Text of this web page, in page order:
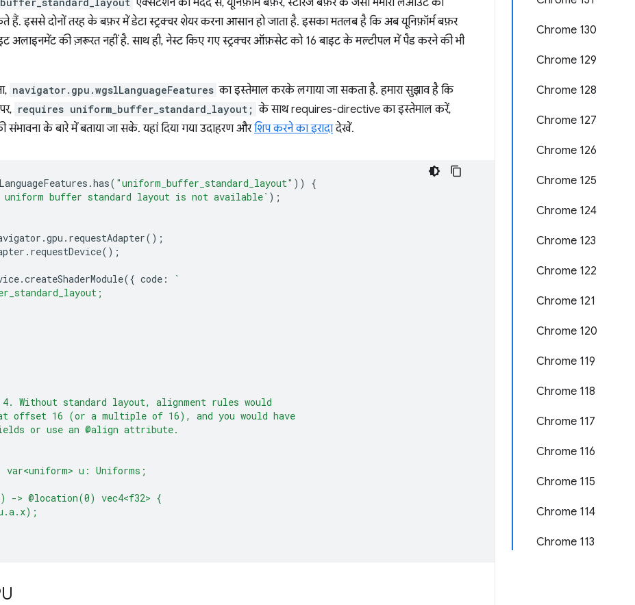
Chrome 130
Chrome 129
Chrome 128
Chrome 127
Chrome 126
Chrome 125
Chrome 124
Chrome 123
Chrome 122
Chrome 121
Chrome 120
Chrome 119
Chrome 118
Chrome 117
Chrome 116
Chrome 115
Chrome 114
Chrome 113
एक्सटेंशन की मदद से, यूनिफ़ॉर्म बफ़र, स्टोरेज बफ़र के जैसी मेमोरी लेआउट की
हैं. इससे दोनों तरह के बफ़र में डेटा स्ट्रक्चर शेयर करना आसान हो जाता है. इसका मतलब है कि अब यूनिफ़ॉर्म बफ़र
अलाइनमेंट की ज़रूरत नहीं है. साथ ही, नेस्ट किए गए स्ट्रक्चर ऑफ़सेट को 16 बाइट के मल्टीपल में पैड करने की भी
navigator.gpu.wgslLanguageFeatures का इस्तेमाल करके लगाया जा सकता है. हमारा सुझाव है कि
requires uniform_buffer_standard_layout; के साथ requires-directive का इस्तेमाल करें,
संभावना के बारे में बताया जा सके. यहां दिया गया उदाहरण औरशिप करने का इरादादेखें.
.has( "uniform_buffer_standard_layout" ))
{
uniform buffer standard layout is not available` );
.gpu . requestAdapter();
. requestDevice();
.createShaderModule({ code :
`
Without standard layout, alignment rules would
offset 16 (or a multiple of 16), and you would have
or use an @align attribute.
u: Uniforms;
-> @location(0) vec4<f32> {